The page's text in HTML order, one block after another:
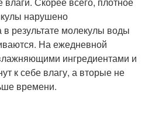
нарушено
результате молекулы воды
На ежедневной
ингредиентами и
к себе влагу, а вторые не
времени.